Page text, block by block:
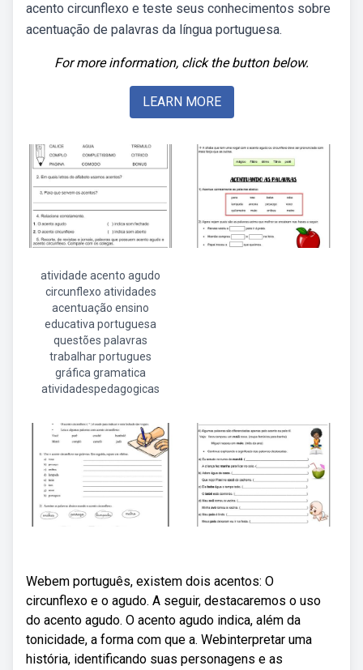
acento circunflexo e teste seus conhecimentos sobre
acentuação de palavras da língua portuguesa.
For more information, click the button below.
LEARN MORE
atividade acento agudo
circunflexo atividades
acentuação ensino
educativa portuguesa
questões palavras
trabalhar portugues
gráfica gramatica
atividadespedagogicas
Webem português, existem dois acentos: O
circunflexo e o agudo. A seguir, destacaremos o uso
do acento agudo. O acento agudo indica, além da
tonicidade, a forma com que a. Webinterpretar uma
história, identificando suas personagens e as